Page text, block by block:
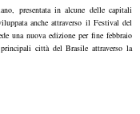
presentata in alcune delle capitali
anche attraverso il Festival del
una nuova edizione per fine febbraio
città del Brasile attraverso la